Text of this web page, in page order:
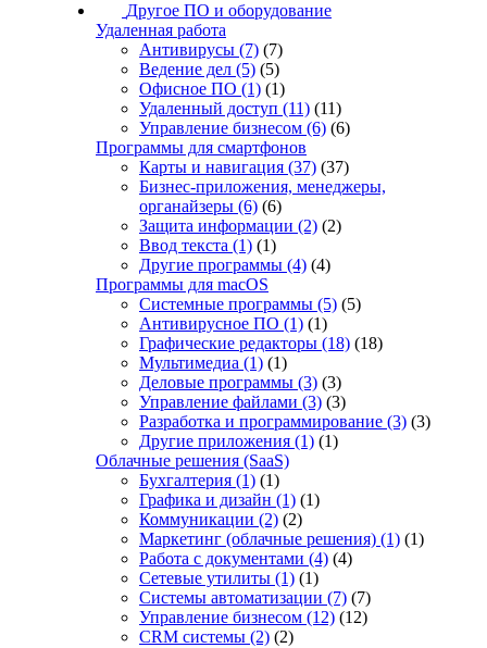
Другое ПО и оборудование
Удаленная работа
Антивирусы (7) (7)
Ведение дел (5) (5)
Офисное ПО (1) (1)
Удаленный доступ (11) (11)
Управление бизнесом (6) (6)
Программы для смартфонов
Карты и навигация (37) (37)
Бизнес-приложения, менеджеры,
органайзеры (6) (6)
Защита информации (2) (2)
Ввод текста (1) (1)
Другие программы (4) (4)
Программы для macOS
Системные программы (5) (5)
Антивирусное ПО (1) (1)
Графические редакторы (18) (18)
Мультимедиа (1) (1)
Деловые программы (3) (3)
Управление файлами (3) (3)
Разработка и программирование (3) (3)
Другие приложения (1) (1)
Облачные решения (SaaS)
Бухгалтерия (1) (1)
Графика и дизайн (1) (1)
Коммуникации (2) (2)
Маркетинг (облачные решения) (1) (1)
Работа с документами (4) (4)
Сетевые утилиты (1) (1)
Системы автоматизации (7) (7)
Управление бизнесом (12) (12)
CRM системы (2) (2)